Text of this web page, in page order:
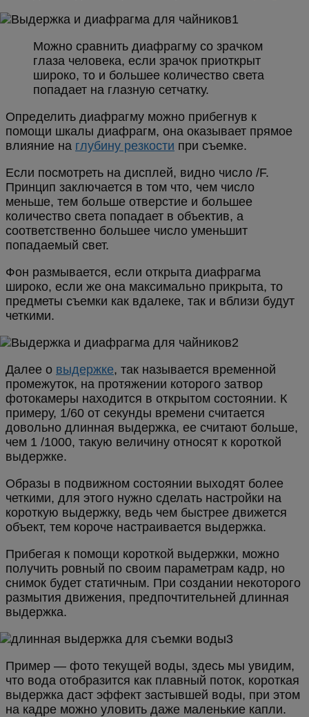
Можно сравнить диафрагму со зрачком
глаза человека, если зрачок приоткрыт
широко, то и большее количество света
попадает на глазную сетчатку.
Определить диафрагму можно прибегнув к
помощи шкалы диафрагм, она оказывает прямое
влияние на глубину резкости при съемке.
Если посмотреть на дисплей, видно число /F.
Принцип заключается в том что, чем число
меньше, тем больше отверстие и большее
количество света попадает в объектив, а
соответственно большее число уменьшит
попадаемый свет.
Фон размывается, если открыта диафрагма
широко, если же она максимально прикрыта, то
предметы съемки как вдалеке, так и вблизи будут
четкими.
Далее о выдержке, так называется временной
промежуток, на протяжении которого затвор
фотокамеры находится в открытом состоянии. К
примеру, 1/60 от секунды времени считается
довольно длинная выдержка, ее считают больше,
чем 1 /1000, такую величину относят к короткой
выдержке.
Образы в подвижном состоянии выходят более
четкими, для этого нужно сделать настройки на
короткую выдержку, ведь чем быстрее движется
объект, тем короче настраивается выдержка.
Прибегая к помощи короткой выдержки, можно
получить ровный по своим параметрам кадр, но
снимок будет статичным. При создании некоторого
размытия движения, предпочтительней длинная
выдержка.
Пример — фото текущей воды, здесь мы увидим,
что вода отобразится как плавный поток, короткая
выдержка даст эффект застывшей воды, при этом
на кадре можно уловить даже маленькие капли.